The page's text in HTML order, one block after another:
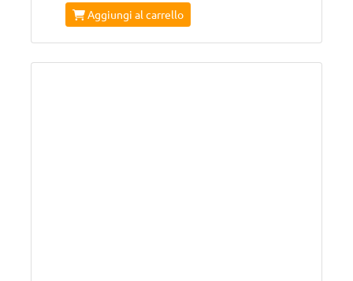
Aggiungi al carrello